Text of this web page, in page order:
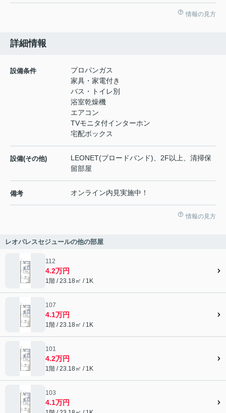
情報の見方
詳細情報
設備条件
プロパンガス
家具・家電付き
バス・トイレ別
浴室乾燥機
エアコン
TVモニタ付インターホン
宅配ボックス
設備(その他)
LEONET(ブロードバンド)、2F以上、清掃保
留部屋
備考 オンライン内見実施中！
情報の見方
レオパレスセジュールの他の部屋
112
4.2万円
1階 / 23.18㎡ / 1K
107
4.1万円
1階 / 23.18㎡ / 1K
101
4.2万円
1階 / 23.18㎡ / 1K
103
4.1万円